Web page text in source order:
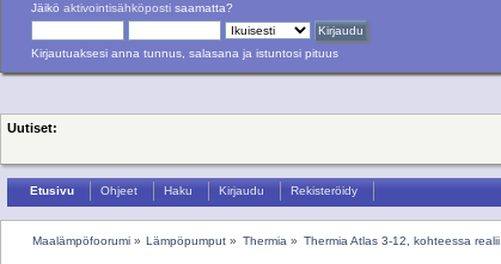
Jäikö aktivointisähköposti saamatta?
Kirjautuaksesi anna tunnus, salasana ja istuntosi pituus
Uutiset:
Etusivu Ohjeet Haku Kirjaudu Rekisteröidy
Maalämpöfoorumi» Lämpöpumput » Thermia » Thermia Atlas 3-12, kohteessa realii